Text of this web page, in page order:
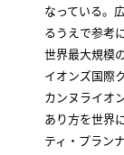
なっている。
るうえで参考
世界最大規模
イオンズ国際
カンヌライオ
あり方を世界
ティ・プラン